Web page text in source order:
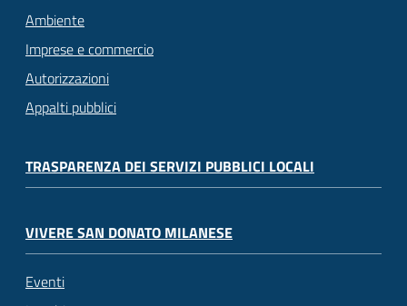
Ambiente
Imprese e commercio
Autorizzazioni
Appalti pubblici
TRASPARENZA DEI SERVIZI PUBBLICI LOCALI
VIVERE SAN DONATO MILANESE
Eventi